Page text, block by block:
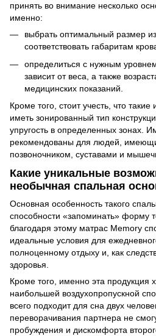
принять во внимание несколько
именно:
выбрать оптимальный размер
соответствовать габаритам
определиться с нужным
зависит от веса, а также
медицинских показаний.
Кроме того, стоит учесть, что
иметь зонированный тип
упругость в определенных зонах.
рекомендованы для людей,
позвоночником, суставами и
Какие уникальные
необычная спальная
Основная особенность такого
способности «запоминать» форму
благодаря этому матрас Memory
идеальные условия для
полноценному отдыху и, как
здоровья.
Кроме того, именно эта продукция
наибольшей воздухопропускной
всего подходит для сна двух
переворачивания партнера не
пробуждения и дискомфорта